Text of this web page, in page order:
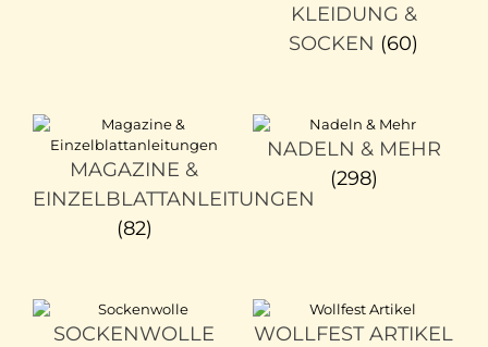
KLEIDUNG &
SOCKEN (60)
MAGAZINE &
EINZELBLATTANLEITUNGEN
(82)
NADELN & MEHR
(298)
SOCKENWOLLE
WOLLFEST ARTIKEL